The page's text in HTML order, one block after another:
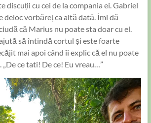
discuții cu cei de la compania ei. Gabriel
deloc vorbăreț ca altă dată. Îmi dă
că Marius nu poate sta doar cu el.
să întindă cortul și este foarte
mai apoi când îi explic că el nu poate
ce tati! De ce! Eu vreau…”